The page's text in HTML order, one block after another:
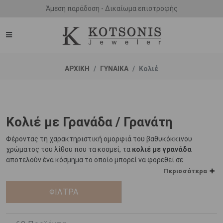
Άμεση παράδοση - Δικαίωμα επιστροφής
ΑΡΧΙΚΗ ΓΥΝΑΙΚΑ Κολιέ
Κολιέ με Γρανάδα / Γρανάτη
Φέροντας τη χαρακτηριστική ομορφιά του βαθυκόκκινου
χρώματος του λίθου που τα κοσμεί, τα κολιέ με γρανάδα
αποτελούν ένα κόσμημα το οποίο μπορεί να φορεθεί σε
οποιαδήποτε περίσταση κάθε στιγμή της ημέρας.
γρανάτης
ξεχωρίζει χάρη στην έντονη και μαγευτική απόχρωσή του, ο
Περισσότερα
ΦΙΛΤΡΑ